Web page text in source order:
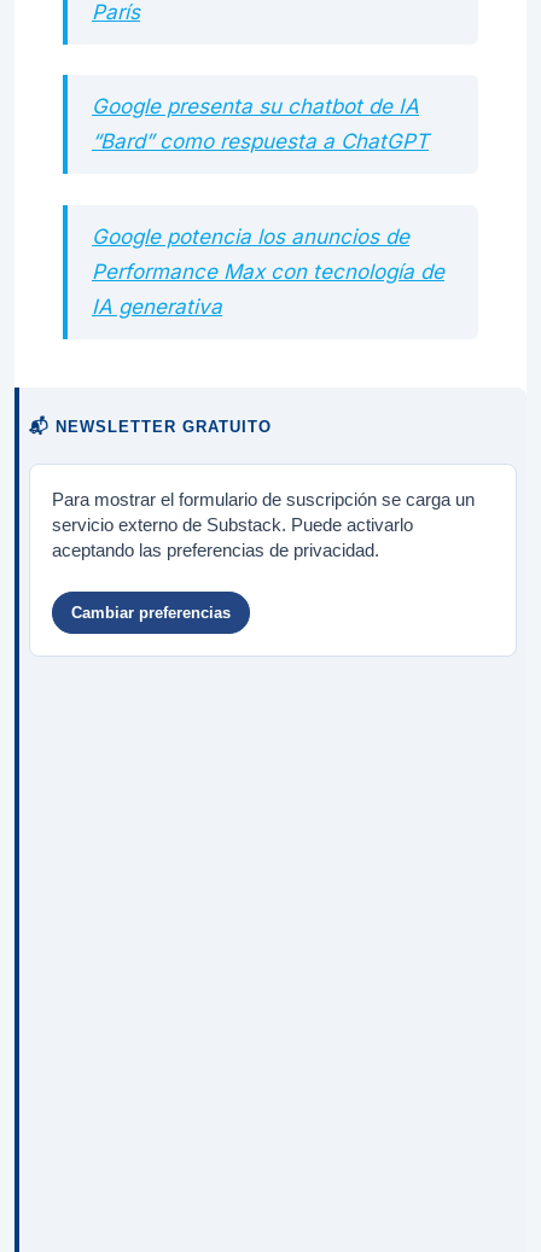
París
Google presenta su chatbot de IA
“Bard” como respuesta a ChatGPT
Google potencia los anuncios de
Performance Max con tecnología de
IA generativa
📬 NEWSLETTER GRATUITO
Para mostrar el formulario de suscripción se carga un
servicio externo de Substack. Puede activarlo
aceptando las preferencias de privacidad.
Cambiar preferencias